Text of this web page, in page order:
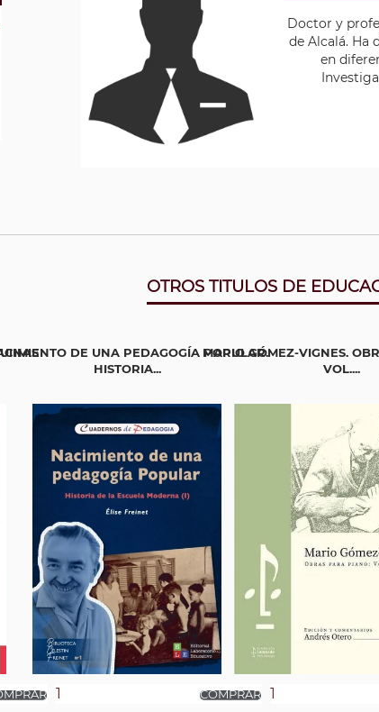
Doctor y
de Alcalá. Ha
en
OTROS TITULOS DE
DE UNA PEDAGOGÍA POPULAR.
HISTORIA...
MARIO GÓMEZ-VIGNES.
VOL....